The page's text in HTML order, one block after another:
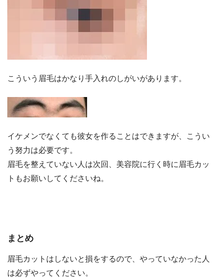
こういう眉毛はかなり手入れのしがいがあります。
イケメンでなくても彼女を作ることはできますが、こうい
う努力は必要です。
眉毛を整えていない人は次回、美容院に行く時に眉毛カッ
トもお願いしてくださいね。
まとめ
眉毛カットはしないと損をするので、やっていなかった人
は必ずやってください。